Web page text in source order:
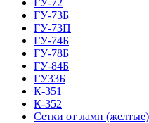
ГУ-73Б
ГУ-73П
ГУ-74Б
ГУ-78Б
ГУ-84Б
ГУ33Б
К-351
К-352
Сетки от ламп (желтые)